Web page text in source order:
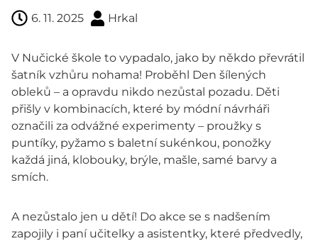
6. 11. 2025 Hrkal
V Nučické škole to vypadalo, jako by někdo převrátil
šatník vzhůru nohama! Proběhl Den šílených
obleků – a opravdu nikdo nezůstal pozadu. Děti
přišly v kombinacích, které by módní návrháři
označili za odvážné experimenty – proužky s
puntíky, pyžamo s baletní sukénkou, ponožky
každá jiná, klobouky, brýle, mašle, samé barvy a
smích.
A nezůstalo jen u dětí! Do akce se s nadšením
zapojily i paní učitelky a asistentky, které předvedly,